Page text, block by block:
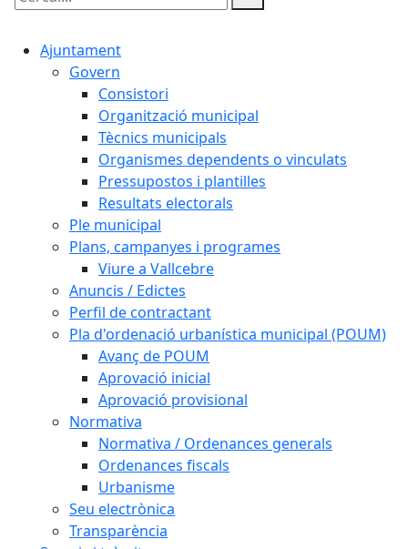
Cercar:
Ajuntament
Govern
Consistori
Organització municipal
Tècnics municipals
Organismes dependents o vinculats
Pressupostos i plantilles
Resultats electorals
Ple municipal
Plans, campanyes i programes
Viure a Vallcebre
Anuncis / Edictes
Perfil de contractant
Pla d'ordenació urbanística municipal (POUM)
Avanç de POUM
Aprovació inicial
Aprovació provisional
Normativa
Normativa / Ordenances generals
Ordenances fiscals
Urbanisme
Seu electrònica
Transparència